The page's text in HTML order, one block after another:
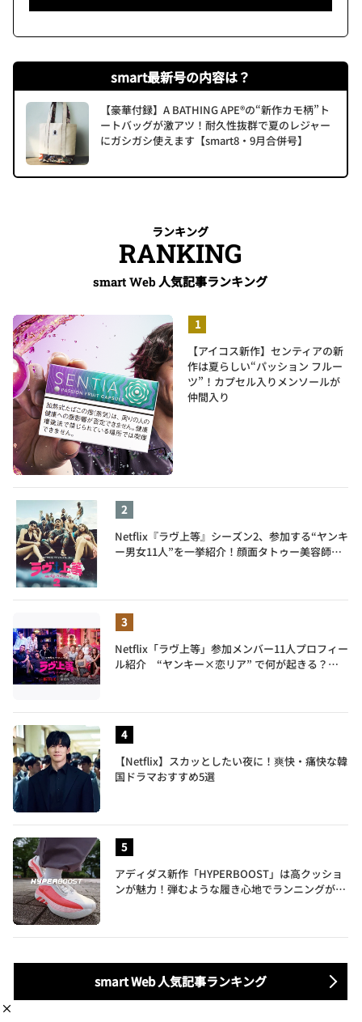
smart最新号の内容は？
【豪華付録】A BATHING APE®の“新作カモ柄”ト
ートバッグが激アツ！耐久性抜群で夏のレジャー
にガシガシ使えます【smart8・9月合併号】
ランキング
RANKING
smart Web 人気記事ランキング
【アイコス新作】センティアの新
作は夏らしい“パッション フルー
ツ”！カプセル入りメンソールが
仲間入り
Netflix『ラヴ上等』シーズン2、参加する“ヤンキ
ー男女11人”を一挙紹介！顔面タトゥー美容師、
Netflix「ラヴ上等」参加メンバー11人プロフィー
ル紹介 “ヤンキー×恋リア” で何が起きる？地
【Netflix】スカッとしたい夜に！爽快・痛快な韓
国ドラマおすすめ5選
アディダス新作「HYPERBOOST」は高クッショ
ンが魅力！弾むような履き心地でランニングがも
smart Web 人気記事ランキング